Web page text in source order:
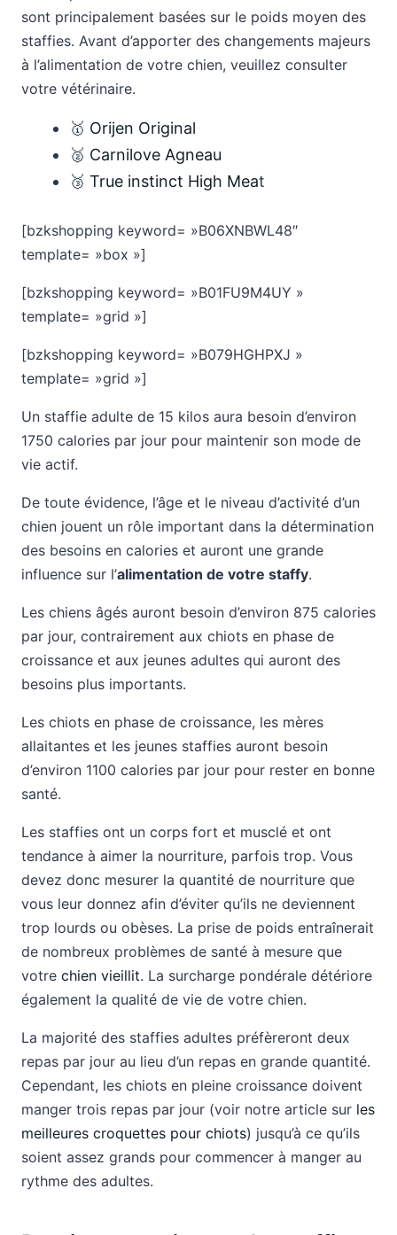
sont principalement basées sur le poids moyen des
staffies. Avant d’apporter des changements majeurs
à l’alimentation de votre chien, veuillez consulter
votre vétérinaire.
🥇 Orijen Original
🥈 Carnilove Agneau
🥉 True instinct High Meat
[bzkshopping keyword= »B06XNBWL48″
template= »box »]
[bzkshopping keyword= »B01FU9M4UY »
template= »grid »]
[bzkshopping keyword= »B079HGHPXJ »
template= »grid »]
Un staffie adulte de 15 kilos aura besoin d’environ
1750 calories par jour pour maintenir son mode de
vie actif.
De toute évidence, l’âge et le niveau d’activité d’un
chien jouent un rôle important dans la détermination
des besoins en calories et auront une grande
influence sur l’alimentation de votre staffy.
Les chiens âgés auront besoin d’environ 875 calories
par jour, contrairement aux chiots en phase de
croissance et aux jeunes adultes qui auront des
besoins plus importants.
Les chiots en phase de croissance, les mères
allaitantes et les jeunes staffies auront besoin
d’environ 1100 calories par jour pour rester en bonne
santé.
Les staffies ont un corps fort et musclé et ont
tendance à aimer la nourriture, parfois trop. Vous
devez donc mesurer la quantité de nourriture que
vous leur donnez afin d’éviter qu’ils ne deviennent
trop lourds ou obèses. La prise de poids entraînerait
de nombreux problèmes de santé à mesure que
votre chien vieillit. La surcharge pondérale détériore
également la qualité de vie de votre chien.
La majorité des staffies adultes préfèreront deux
repas par jour au lieu d’un repas en grande quantité.
Cependant, les chiots en pleine croissance doivent
manger trois repas par jour (voir notre article sur les
meilleures croquettes pour chiots) jusqu’à ce qu’ils
soient assez grands pour commencer à manger au
rythme des adultes.